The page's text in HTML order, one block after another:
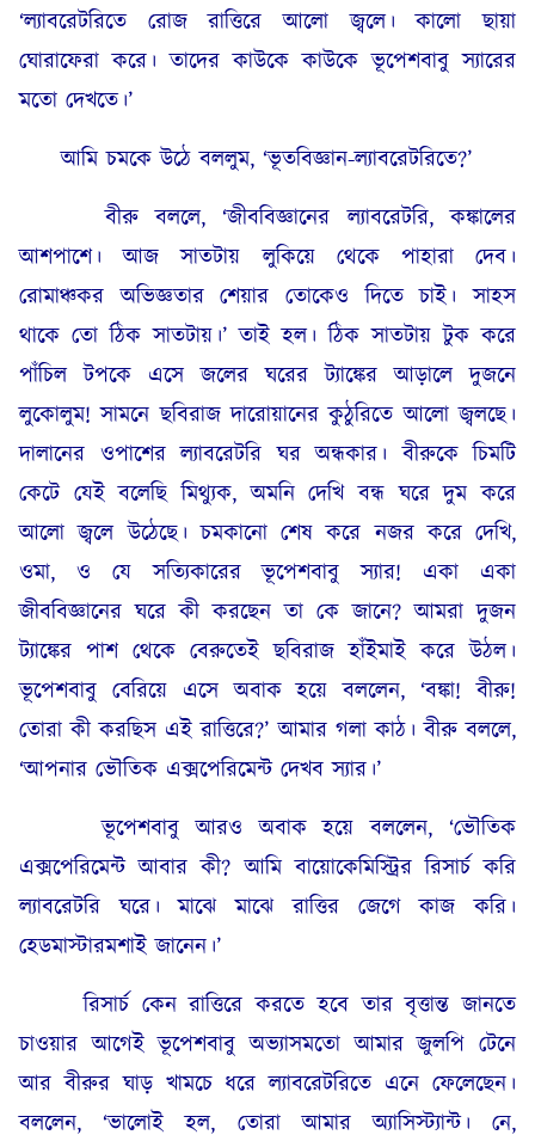
‘ল্যাবরেটরিতে রোজ রাত্তিরে আলো জ্বলে। কালো ছায়া
ঘোরাফেরা করে। তাদের কাউকে কাউকে ভূপেশবাবু স্যারের
মতো দেখতে।’
আমি চমকে উঠে বললুম, ‘ভূতবিজ্ঞান-ল্যাবরেটরিতে?’
বীরু বললে, ‘জীববিজ্ঞানের ল্যাবরেটরি, কঙ্কালের
আশপাশে। আজ সাতটায় লুকিয়ে থেকে পাহারা দেব।
রোমাঞ্চকর অভিজ্ঞতার শেয়ার তোকেও দিতে চাই। সাহস
থাকে তো ঠিক সাতটায়।’ তাই হল। ঠিক সাতটায় টুক করে
পাঁচিল টপকে এসে জলের ঘরের ট্যাঙ্কের আড়ালে দুজনে
লুকোলুম! সামনে ছবিরাজ দারোয়ানের কুঠুরিতে আলো জ্বলছে।
দালানের ওপাশের ল্যাবরেটরি ঘর অন্ধকার। বীরুকে চিমটি
কেটে যেই বলেছি মিথ্যুক, অমনি দেখি বন্ধ ঘরে দুম করে
আলো জ্বলে উঠেছে। চমকানো শেষ করে নজর করে দেখি,
ওমা, ও যে সত্যিকারের ভূপেশবাবু স্যার! একা একা
জীববিজ্ঞানের ঘরে কী করছেন তা কে জানে? আমরা দুজন
ট্যাঙ্কের পাশ থেকে বেরুতেই ছবিরাজ হাঁইমাই করে উঠল।
ভূপেশবাবু বেরিয়ে এসে অবাক হয়ে বললেন, ‘বঙ্কা! বীরু!
তোরা কী করছিস এই রাত্তিরে?’ আমার গলা কাঠ। বীরু বললে,
‘আপনার ভৌতিক এক্সপেরিমেন্ট দেখব স্যার।’
ভূপেশবাবু আরও অবাক হয়ে বললেন, ‘ভৌতিক
এক্সপেরিমেন্ট আবার কী? আমি বায়োকেমিস্ট্রির রিসার্চ করি
ল্যাবরেটরি ঘরে। মাঝে মাঝে রাত্তির জেগে কাজ করি।
হেডমাস্টারমশাই জানেন।’
রিসার্চ কেন রাত্তিরে করতে হবে তার বৃত্তান্ত জানতে
চাওয়ার আগেই ভূপেশবাবু অভ্যাসমতো আমার জুলপি টেনে
আর বীরুর ঘাড় খামচে ধরে ল্যাবরেটরিতে এনে ফেলেছেন।
বললেন, ‘ভালোই হল, তোরা আমার অ্যাসিস্ট্যান্ট। নে,